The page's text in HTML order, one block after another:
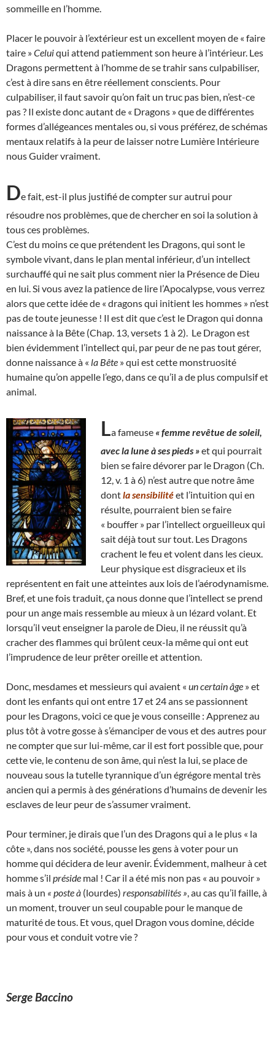
sommeille en l’homme.
Placer le pouvoir à l’extérieur est un excellent moyen de « faire
taire »Celuiqui attend patiemment son heure à l’intérieur. Les
Dragons permettent à l’homme de se trahir sans culpabiliser,
c’est à dire sans en être réellement conscients. Pour
culpabiliser, il faut savoir qu’on fait un truc pas bien, n’est-ce
pas ? Il existe donc autant de « Dragons » que de différentes
formes d’allégeances mentales ou, si vous préférez, de schémas
mentaux relatifs à la peur de laisser notre Lumière Intérieure
nous Guider vraiment.
De fait, est-il plus justifié de compter sur autrui pour
résoudre nos problèmes, que de chercher en soi la solution à
tous ces problèmes.
C’est du moins ce que prétendent les Dragons, qui sont le
symbole vivant, dans le plan mental inférieur, d’un intellect
surchauffé qui ne sait plus comment nier la Présence de Dieu
en lui. Si vous avez la patience de lire l’Apocalypse, vous verrez
alors que cette idée de « dragons qui initient les hommes » n’est
pas de toute jeunesse ! Il est dit que c’est le Dragon qui donna
naissance à la Bête (Chap. 13, versets 1 à 2). Le Dragon est
bien évidemment l’intellect qui, par peur de ne pas tout gérer,
donne naissance à « la Bête » qui est cette monstruosité
humaine qu’on appelle l’ego, dans ce qu’il a de plus compulsif et
animal.
La fameuse « femme revêtue de soleil,
avec la lune à ses pieds »et qui pourrait
bien se faire dévorer par le Dragon (Ch.
12, v. 1 à 6) n’est autre que notre âme
dontla sensibilitéet l’intuition qui en
résulte, pourraient bien se faire
« bouffer » par l’intellect orgueilleux qui
sait déjà tout sur tout. Les Dragons
crachent le feu et volent dans les cieux.
Leur physique est disgracieux et ils
représentent en fait une atteintes aux lois de l’aérodynamisme.
Bref, et une fois traduit, ça nous donne que l’intellect se prend
pour un ange mais ressemble au mieux à un lézard volant. Et
lorsqu’il veut enseigner la parole de Dieu, il ne réussit qu’à
cracher des flammes qui brûlent ceux-la même qui ont eut
l’imprudence de leur prêter oreille et attention.
Donc, mesdames et messieurs qui avaient « un certain âge » et
dont les enfants qui ont entre 17 et 24 ans se passionnent
pour les Dragons, voici ce que je vous conseille : Apprenez au
plus tôt à votre gosse à s’émanciper de vous et des autres pour
ne compter que sur lui-même, car il est fort possible que, pour
cette vie, le contenu de son âme, qui n’est la lui, se place de
nouveau sous la tutelle tyrannique d’un égrégore mental très
ancien qui a permis à des générations d’humains de devenir les
esclaves de leur peur de s’assumer vraiment.
Pour terminer, je dirais que l’un des Dragons qui a le plus « la
côte », dans nos société, pousse les gens à voter pour un
homme qui décidera de leur avenir. Évidemment, malheur à cet
homme s’il préside mal ! Car il a été mis non pas « au pouvoir »
mais à un « poste à (lourdes) responsabilités » , au cas qu’il faille, à
un moment, trouver un seul coupable pour le manque de
maturité de tous. Et vous, quel Dragon vous domine, décide
pour vous et conduit votre vie ?
Serge Baccino